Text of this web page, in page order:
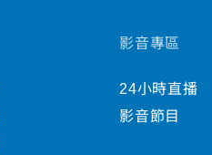
影音專區
24小時直播
影音節目